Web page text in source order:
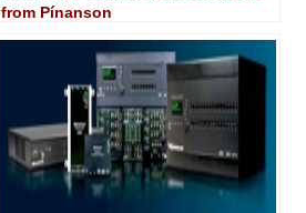
from Pínanson